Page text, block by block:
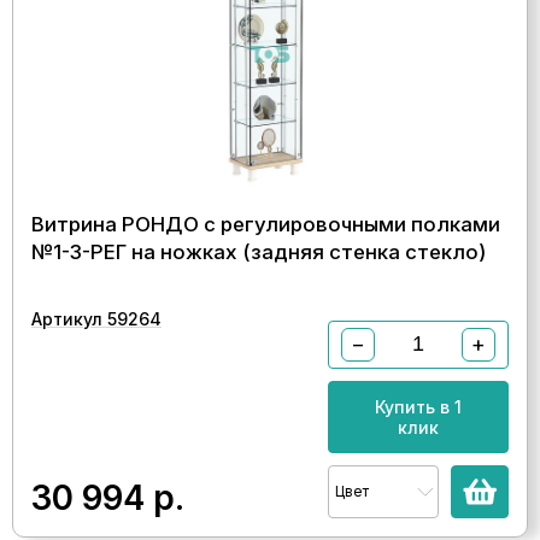
Витрина РОНДО с регулировочными полками
№1-3-РЕГ на ножках (задняя стенка стекло)
Артикул 59264
30 994 р.
− +
Купить в 1
клик
Цвет